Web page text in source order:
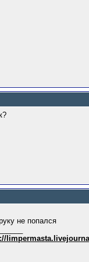
не попался